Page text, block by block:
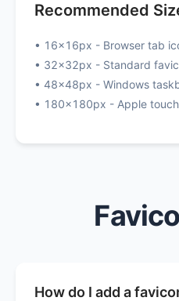
Recommended
• 16x16px - Browser tab
• 32x32px - Standard
• 48x48px - Windows
• 180x180px - Apple
How do I add a